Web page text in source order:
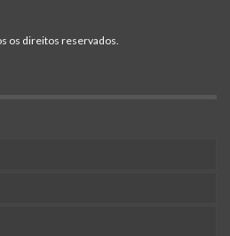
os direitos reservados.